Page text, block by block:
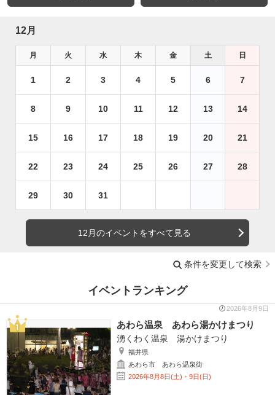
12月
月 火 水 木 金 土 日
1 2 3 4 5 6 7
8 9 10 11 12 13 14
15 16 17 18 19 20 21
22 23 24 25 26 27 28
29 30 31
12月のイベントをすべて見る
条件を変更して検索
イベントランキング
2026年8月9日
あわら温泉 あわら湯かけまつり
湧くわく温泉 湯かけまつり
福井県
あわら市 あわら温泉街
2026年8月8日(土)・9日(日)